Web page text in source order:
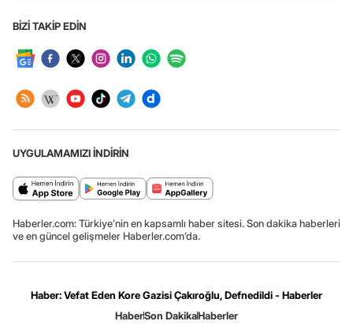
BİZİ TAKİP EDİN
UYGULAMAMIZI İNDİRİN
Haberler.com: Türkiye’nin en kapsamlı haber sitesi. Son dakika haberleri
ve en güncel gelişmeler Haberler.com’da.
Haber: Vefat Eden Kore Gazisi Çakıroğlu, Defnedildi - Haberler
HaberSon DakikaHaberler